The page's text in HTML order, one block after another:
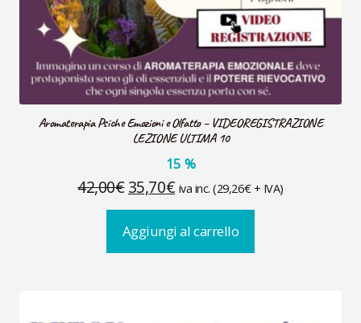
Aromaterapia Psiche Emozioni e Olfatto – VIDEOREGISTRAZIONE
LEZIONE ULTIMA 10
15 %
42,00€ Il
prezzo
originale
35,70€Il
prezzo
attuale
iva inc. (29,26€+ IVA)
Aggiungi al carrello